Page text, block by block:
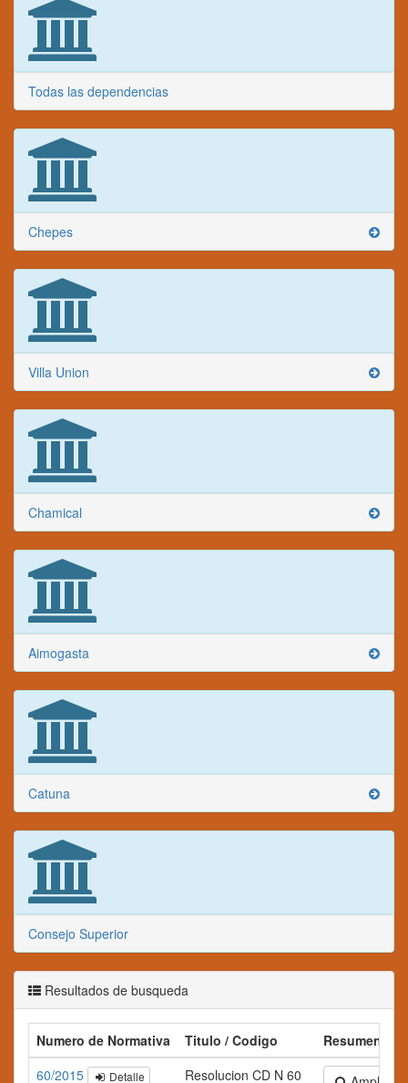
Todas las dependencias
Chepes
Villa Union
Chamical
Aimogasta
Catuna
Consejo Superior
Resultados de busqueda
Numero de Normativa Titulo / Codigo
Resumen
60/2015
Detalle Resolucion CD N 60